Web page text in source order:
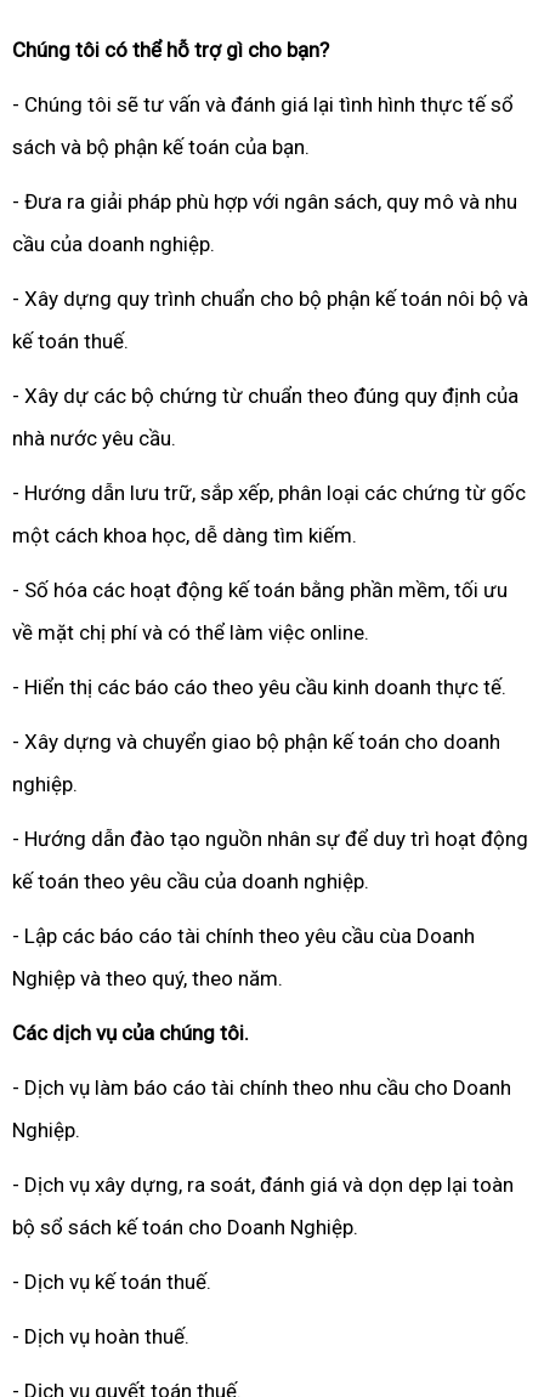
Chúng tôi có thể hỗ trợ gì cho bạn?
- Chúng tôi sẽ tư vấn và đánh giá lại tình hình thực tế sổ
sách và bộ phận kế toán của bạn.
- Đưa ra giải pháp phù hợp với ngân sách, quy mô và nhu
cầu của doanh nghiệp.
- Xây dựng quy trình chuẩn cho bộ phận kế toán nôi bộ và
kế toán thuế.
- Xây dự các bộ chứng từ chuẩn theo đúng quy định của
nhà nước yêu cầu.
- Hướng dẫn lưu trữ, sắp xếp, phân loại các chứng từ gốc
một cách khoa học, dễ dàng tìm kiếm.
- Số hóa các hoạt động kế toán bằng phần mềm, tối ưu
về mặt chị phí và có thể làm việc online.
- Hiển thị các báo cáo theo yêu cầu kinh doanh thực tế.
- Xây dựng và chuyển giao bộ phận kế toán cho doanh
nghiệp.
- Hướng dẫn đào tạo nguồn nhân sự để duy trì hoạt động
kế toán theo yêu cầu của doanh nghiệp.
- Lập các báo cáo tài chính theo yêu cầu cùa Doanh
Nghiệp và theo quý, theo năm.
Các dịch vụ của chúng tôi.
- Dịch vụ làm báo cáo tài chính theo nhu cầu cho Doanh
Nghiệp.
- Dịch vụ xây dựng, ra soát, đánh giá và dọn dẹp lại toàn
bộ sổ sách kế toán cho Doanh Nghiệp.
- Dịch vụ kế toán thuế.
- Dịch vụ hoàn thuế.
- Dịch vụ quyết toán thuế.